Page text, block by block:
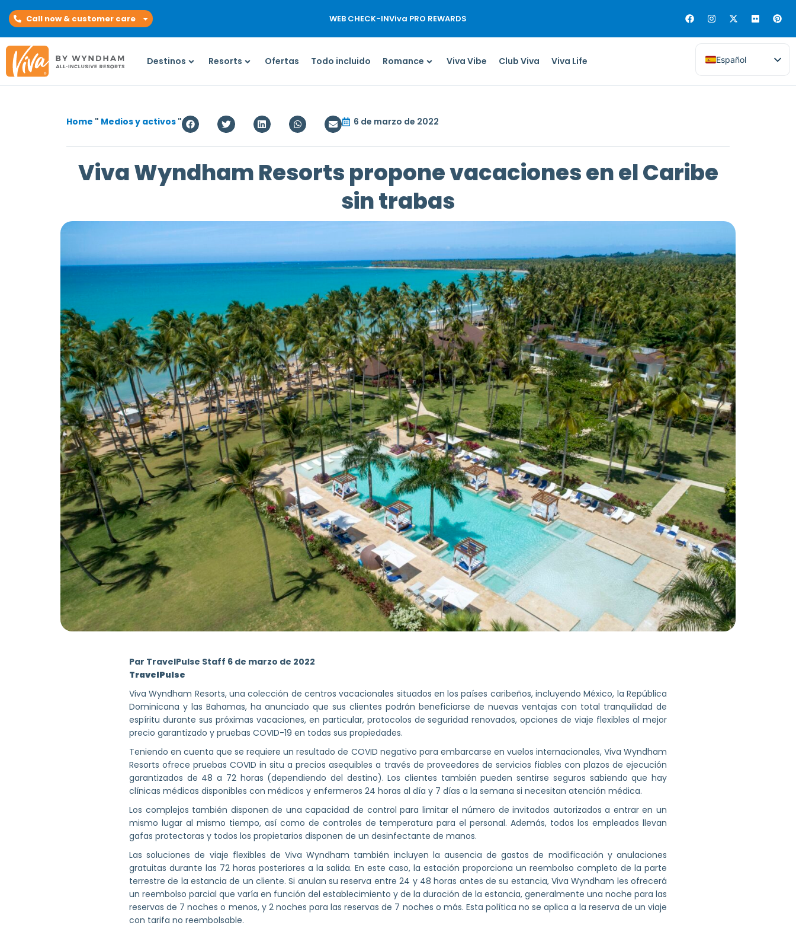
Call now & customer care WEB CHECK-INViva PRO REWARDS
Destinos Resorts Ofertas Todo incluido Romance Viva Vibe Club Viva Viva Life Español
Home " Medios y activos " 6 de marzo de 2022
Viva Wyndham Resorts propone vacaciones en el Caribe
sin trabas
Par TravelPulse Staff 6 de marzo de 2022
TravelPulse
Viva Wyndham Resorts, una colección de centros vacacionales situados en los países caribeños, incluyendo México, la República
Dominicana y las Bahamas, ha anunciado que sus clientes podrán beneficiarse de nuevas ventajas con total tranquilidad de
espíritu durante sus próximas vacaciones, en particular, protocolos de seguridad renovados, opciones de viaje flexibles al mejor
precio garantizado y pruebas COVID-19 en todas sus propiedades.
Teniendo en cuenta que se requiere un resultado de COVID negativo para embarcarse en vuelos internacionales, Viva Wyndham
Resorts ofrece pruebas COVID in situ a precios asequibles a través de proveedores de servicios fiables con plazos de ejecución
garantizados de 48 a 72 horas (dependiendo del destino). Los clientes también pueden sentirse seguros sabiendo que hay
clínicas médicas disponibles con médicos y enfermeros 24 horas al día y 7 días a la semana si necesitan atención médica.
Los complejos también disponen de una capacidad de control para limitar el número de invitados autorizados a entrar en un
mismo lugar al mismo tiempo, así como de controles de temperatura para el personal. Además, todos los empleados llevan
gafas protectoras y todos los propietarios disponen de un desinfectante de manos.
Las soluciones de viaje flexibles de Viva Wyndham también incluyen la ausencia de gastos de modificación y anulaciones
gratuitas durante las 72 horas posteriores a la salida. En este caso, la estación proporciona un reembolso completo de la parte
terrestre de la estancia de un cliente. Si anulan su reserva entre 24 y 48 horas antes de su estancia, Viva Wyndham les ofrecerá
un reembolso parcial que varía en función del establecimiento y de la duración de la estancia, generalmente una noche para las
reservas de 7 noches o menos, y 2 noches para las reservas de 7 noches o más. Esta política no se aplica a la reserva de un viaje
con tarifa no reembolsable.